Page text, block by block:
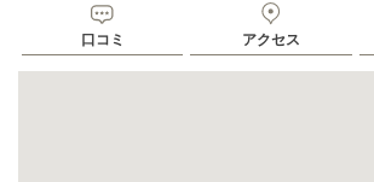
口コミ アクセス